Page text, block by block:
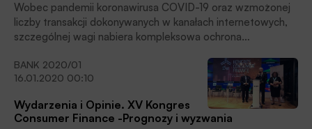
Wobec pandemii koronawirusa COVID-19 oraz wzmożonej
liczby transakcji dokonywanych w kanałach internetowych,
szczególnej wagi nabiera kompleksowa ochrona
świadczy usługi dla wszystkich klientów, zapewniając
ciągłość działania systemów i bezpieczeństwo
BANK 2020/01
16.01.2020 00:10
Wydarzenia i Opinie. XV Kongres
Consumer Finance -Prognozy i wyzwania